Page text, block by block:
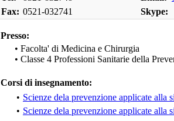
Fax: 0521-032741 Skype:
Presso:
• Facolta' di Medicina e Chirurgia
• Classe 4 Professioni Sanitarie della
Corsi di insegnamento:
• Scienze dela prevenzione applicate alla
• Scienze dela prevenzione applicate alla